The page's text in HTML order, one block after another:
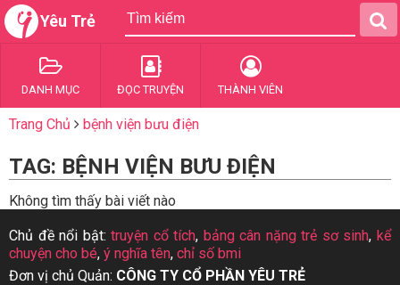
Yêu Trẻ
DANH MỤC ĐỌC TRUYỆN THÀNH VIÊN
Trang Chủ bệnh viện bưu điện
TAG: BỆNH VIỆN BƯU ĐIỆN
Không tìm thấy bài viết nào
Chủ đề nổi bật:truyện cổ tích, bảng cân nặng trẻ sơ sinh,kể
chuyện cho bé, ý nghĩa tên, chỉ số bmi
Đơn vị chủ Quản: CÔNG TY CỔ PHẦN YÊU TRẺ